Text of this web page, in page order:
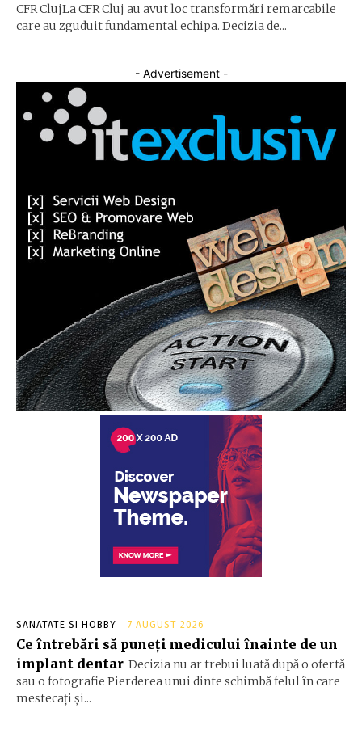
CFR ClujLa CFR Cluj au avut loc transformări remarcabile
care au zguduit fundamental echipa. Decizia de...
- Advertisement -
SANATATE SI HOBBY 7 AUGUST 2026
Ce întrebări să puneți medicului înainte de un
implant dentar Decizia nu ar trebui luată după o ofertă
sau o fotografie Pierderea unui dinte schimbă felul în care
mestecați și...